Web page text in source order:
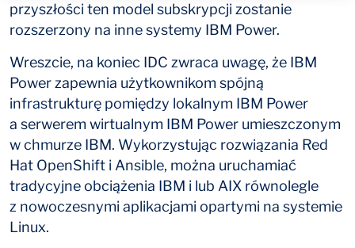
przyszłości ten model subskrypcji zostanie
rozszerzony na inne systemy IBM Power.
Wreszcie, na koniec IDC zwraca uwagę, że IBM
Power zapewnia użytkownikom spójną
infrastrukturę pomiędzy lokalnym IBM Power
a serwerem wirtualnym IBM Power umieszczonym
w chmurze IBM. Wykorzystując rozwiązania Red
Hat OpenShift i Ansible, można uruchamiać
tradycyjne obciążenia IBM i lub AIX równolegle
z nowoczesnymi aplikacjami opartymi na systemie
Linux.